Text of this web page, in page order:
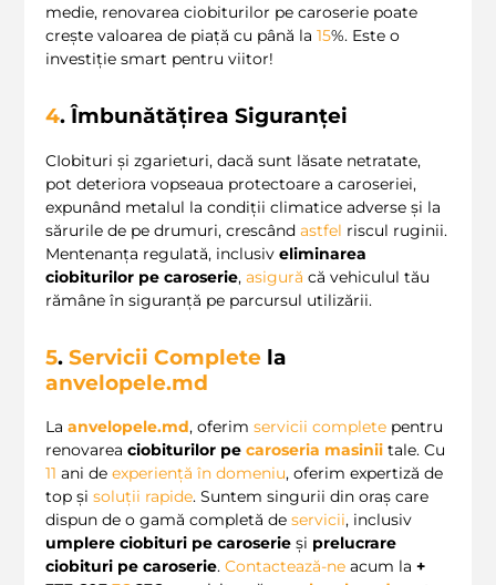
medie, renovarea ciobiturilor pe caroserie poate
crește valoarea de piață cu până la 15%. Este o
investiție smart pentru viitor!
4. Îmbunătățirea Siguranței
CIobituri și zgarieturi, dacă sunt lăsate netratate,
pot deteriora vopseaua protectoare a caroseriei,
expunând metalul la condiții climatice adverse și la
sărurile de pe drumuri, crescând astfel riscul ruginii.
Mentenanța regulată, inclusiv eliminarea
ciobiturilor pe caroserie, asigură că vehiculul tău
rămâne în siguranță pe parcursul utilizării.
5. Servicii Complete la
anvelopele.md
La anvelopele.md, oferim servicii complete pentru
renovarea ciobiturilor pe caroseria masinii tale. Cu
11 ani de experiență în domeniu, oferim expertiză de
top și soluții rapide. Suntem singurii din oraș care
dispun de o gamă completă de servicii, inclusiv
umplere ciobituri pe caroserie și prelucrare
ciobituri pe caroserie. Contactează-ne acum la +